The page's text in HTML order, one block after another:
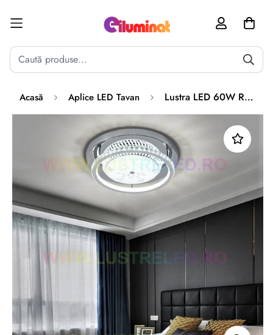
Acasă Aplice LED Tavan Lustra LED 60W ROYAL RIGS Silver Echivalent 300W